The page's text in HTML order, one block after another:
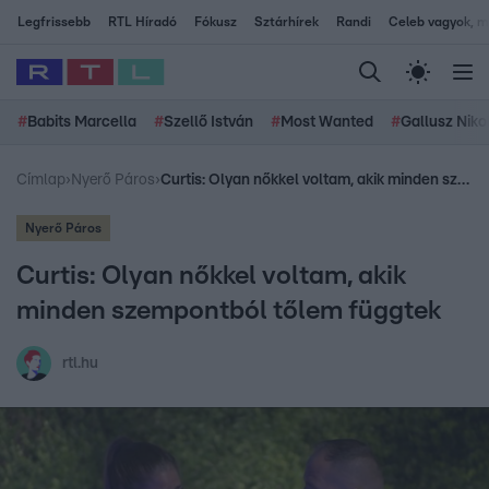
Legfrissebb RTL Híradó Fókusz Sztárhírek Randi Celeb vagyok,
# Babits Marcella #Szellő István # Most Wanted #Gallusz
Címlap› Nyerő Páros› Curtis: Olyan nőkkel voltam, akik minden szempontból tőlem függtek
Nyerő Páros
Curtis: Olyan nőkkel voltam, akik
minden szempontból tőlem függtek
rtl.hu